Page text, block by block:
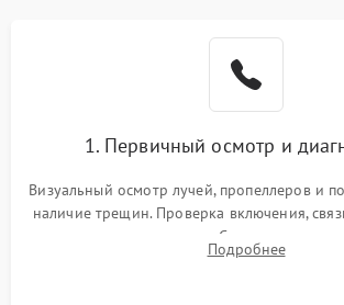
1. Первичный осмотр и
Визуальный осмотр лучей, пропеллеров и
наличие трещин. Проверка включения,
передачи видеосигнала. Считывание
полетное ПО для определения характера
Подробнее